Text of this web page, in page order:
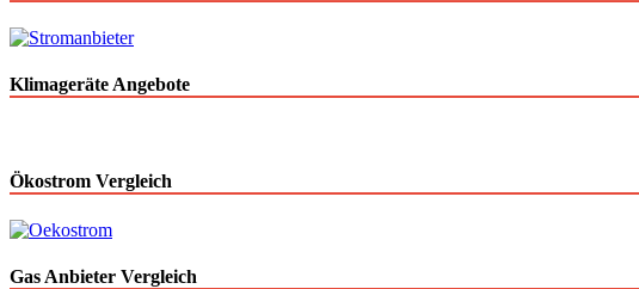
Klimageräte Angebote
Ökostrom Vergleich
Gas Anbieter Vergleich